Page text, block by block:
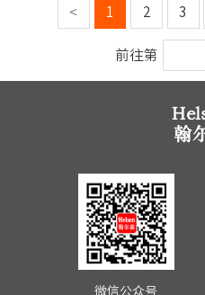
< 1 2 3
前往第
微信公众号